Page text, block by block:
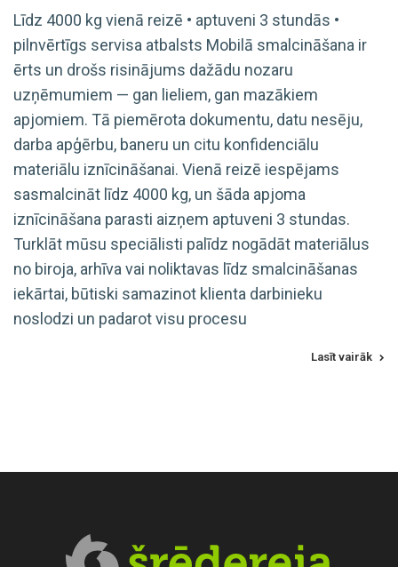
Līdz 4000 kg vienā reizē • aptuveni 3 stundās •
pilnvērtīgs servisa atbalsts Mobilā smalcināšana ir
ērts un drošs risinājums dažādu nozaru
uzņēmumiem — gan lieliem, gan mazākiem
apjomiem. Tā piemērota dokumentu, datu nesēju,
darba apģērbu, baneru un citu konfidenciālu
materiālu iznīcināšanai. Vienā reizē iespējams
sasmalcināt līdz 4000 kg, un šāda apjoma
iznīcināšana parasti aizņem aptuveni 3 stundas.
Turklāt mūsu speciālisti palīdz nogādāt materiālus
no biroja, arhīva vai noliktavas līdz smalcināšanas
iekārtai, būtiski samazinot klienta darbinieku
noslodzi un padarot visu procesu
Lasīt vairāk